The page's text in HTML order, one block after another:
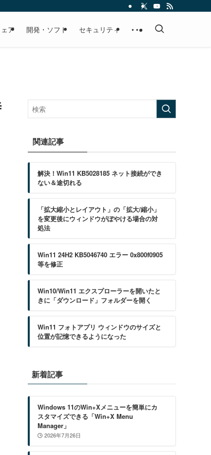
ア 開発・ソフト セキュリティ • • •
関連記事
解決！Win11 KB5028185 ネット接続ができ
ない＆途切れる
「拡大縮小とレイアウト」の「拡大/縮小」
を変更後にウィンドウがぼやける場合の対
処法
Win11 24H2 KB5046740 エラー 0x800f0905
等を修正
Win10/Win11 エクスプローラーを開いたと
きに「ダウンロード」フォルダーを開く
Win11 フォトアプリ ウィンドウのサイズと
位置が記憶できるようになった
新着記事
Windows 11のWin+Xメニューを簡単にカ
スタマイズできる「Win+X Menu
Manager」
2026年7月26日